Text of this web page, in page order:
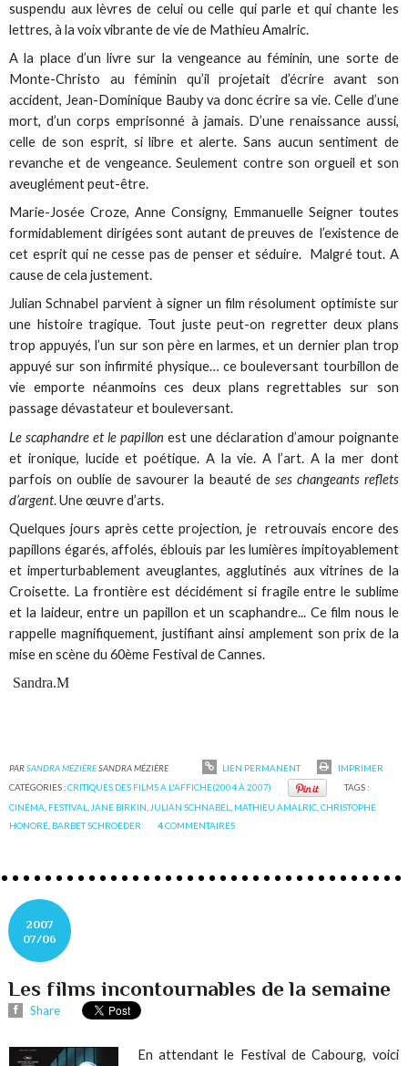
suspendu aux lèvres de celui ou celle qui parle et qui chante les
lettres, à la voix vibrante de vie de Mathieu Amalric.
A la place d’un livre sur la vengeance au féminin, une sorte de
Monte-Christo au féminin qu’il projetait d’écrire avant son
accident, Jean-Dominique Bauby va donc écrire sa vie. Celle d’une
mort, d’un corps emprisonné à jamais. D’une renaissance aussi,
celle de son esprit, si libre et alerte. Sans aucun sentiment de
revanche et de vengeance. Seulement contre son orgueil et son
aveuglément peut-être.
Marie-Josée Croze, Anne Consigny, Emmanuelle Seigner toutes
formidablement dirigées sont autant de preuves de l’existence de
cet esprit qui ne cesse pas de penser et séduire. Malgré tout. A
cause de cela justement.
Julian Schnabel parvient à signer un film résolument optimiste sur
une histoire tragique. Tout juste peut-on regretter deux plans
trop appuyés, l’un sur son père en larmes, et un dernier plan trop
appuyé sur son infirmité physique… ce bouleversant tourbillon de
vie emporte néanmoins ces deux plans regrettables sur son
passage dévastateur et bouleversant.
Le scaphandre et le papillon est une déclaration d’amour poignante
et ironique, lucide et poétique. A la vie. A l’art. A la mer dont
parfois on oublie de savourer la beauté de ses changeants reflets
d’argent. Une œuvre d’arts.
Quelques jours après cette projection, je retrouvais encore des
papillons égarés, affolés, éblouis par les lumières impitoyablement
et imperturbablement aveuglantes, agglutinés aux vitrines de la
Croisette. La frontière est décidément si fragile entre le sublime
et la laideur, entre un papillon et un scaphandre... Ce film nous le
rappelle magnifiquement, justifiant ainsi amplement son prix de la
mise en scène du 60ème Festival de Cannes.
Sandra.M
PARSANDRA MÉZIÈRESANDRA MÉZIÈRE LIEN PERMANENT
IMPRIMER
CATÉGORIES :CRITIQUES DES FILMS A L'AFFICHE(2004 À 2007)
TAGS :
CINÉMA FESTIVAL JANE BIRKIN JULIAN SCHNABEL MATHIEU AMALRIC ,CHRISTOPHE
HONORÉ BARBET SCHROEDER 4COMMENTAIRES
2007
07/06
Les films incontournables de la semaine
Share
En attendant le Festival de Cabourg, voici